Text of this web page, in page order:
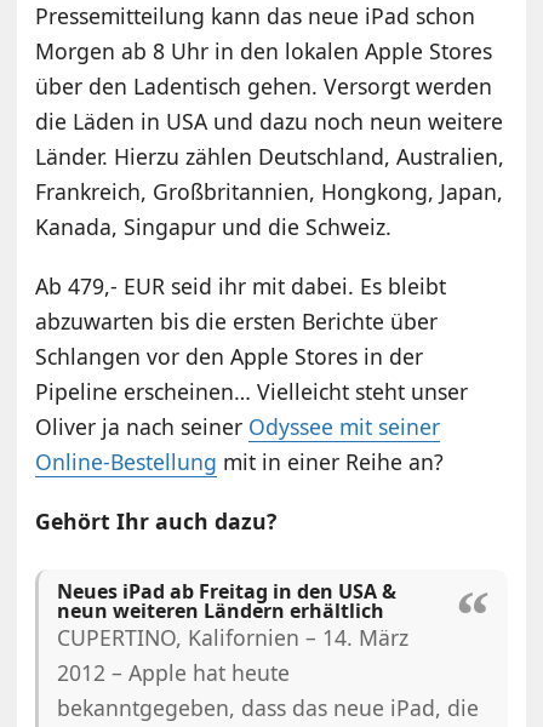
Pressemitteilung kann das neue iPad schon
Morgen ab 8 Uhr in den lokalen Apple Stores
über den Ladentisch gehen. Versorgt werden
die Läden in USA und dazu noch neun weitere
Länder. Hierzu zählen Deutschland, Australien,
Frankreich, Großbritannien, Hongkong, Japan,
Kanada, Singapur und die Schweiz.
Ab 479,- EUR seid ihr mit dabei. Es bleibt
abzuwarten bis die ersten Berichte über
Schlangen vor den Apple Stores in der
Pipeline erscheinen… Vielleicht steht unser
Oliver ja nach seiner Odyssee mit seiner
Online-Bestellung mit in einer Reihe an?
Gehört Ihr auch dazu?
Neues iPad ab Freitag in den USA &
neun weiteren Ländern erhältlich
CUPERTINO, Kalifornien – 14. März
2012 – Apple hat heute
bekanntgegeben, dass das neue iPad, die